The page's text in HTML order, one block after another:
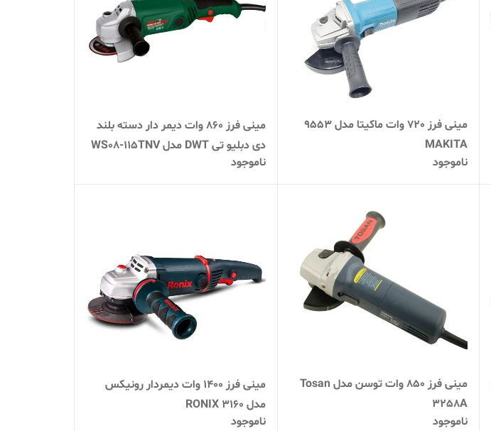
مینی فرز 720 وات ماکیتا مدل ۹۵۵۳
MAKITA
ناموجود
مینی فرز 860 وات دیمر دار دسته بلند
دی دبلیو تی DWT مدل WS08-115TNV
ناموجود
مینی فرز 850 وات توسن مدل Tosan
3258A
ناموجود
مینی فرز 1400 وات دیمردار رونیکس
مدل RONIX 3160
ناموجود